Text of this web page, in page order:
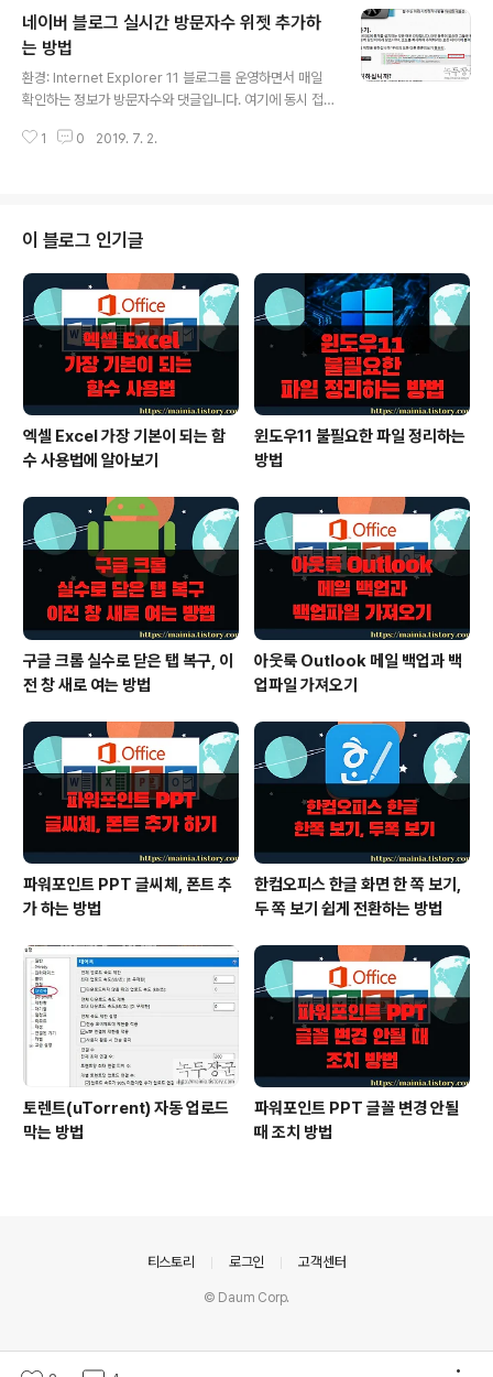
막이 있는데도 영어가 나온다면 제일 먼저 확인해 보는 것
이 자막 파일의 이름이 동영상과 일치하는지 입니다. 파일
명이 다르면 자막을 읽지 못하기 때문입니다. ▼ 자막 파일
을 열어 봐도 한글 밖에 볼 수가 없습니다. 영어 자막은 어
디서 나오는 걸까요? 이것은 영상 내에 자체 자막이 있기
때문입니다. 이런 것들을 통합 자막이라고 합니다. “미드”
네이버 블로그 실시간 방문자수 위젯 추가하
는 방법
환경: Internet Explorer 11 블로그를 운영하면서 매일
확인하는 정보가 방문자수와 댓글입니다. 여기에 동시 접
서는 동시 접속자 정보를 제공하고 있지 않습니다. 동시 접
가 나타납니다. 그런데 문제가 있습니다. 네이버 블로그는
티스토리와 달리 자바스크립트를 실행할 수 있는 구조가
아닙니다. 그래서 코드 전체를 복사해서 추가할 수가 없습
니다. 위젯으로 등록할 수 있도록 소스를 변경해야 합니다.
전체 소스에서 필요한 것은 빨간 네모 박스에 있는 [개인
코드] 입니다. h..
1 0 2019. 7. 2.
이 블로그 인기글
엑셀 Excel 가장 기본이 되는 함
수 사용법에 알아보기
윈도우11 불필요한 파일 정리하는
방법
구글 크롬 실수로 닫은 탭 복구, 이
전 창 새로 여는 방법
아웃룩 Outlook 메일 백업과 백
업파일 가져오기
파워포인트 PPT 글씨체, 폰트 추
가 하는 방법
한컴오피스 한글 화면 한 쪽 보기,
두 쪽 보기 쉽게 전환하는 방법
토렌트(uTorrent) 자동 업로드
막는 방법
파워포인트 PPT 글꼴 변경 안될
때 조치 방법
티스토리 로그인 고객센터
© Daum Corp.